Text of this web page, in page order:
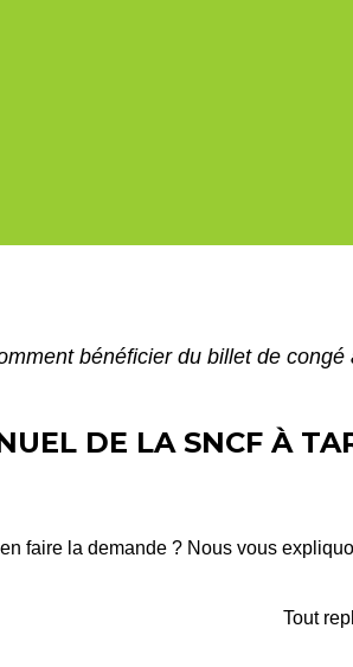
bénéficier du billet de
DE LA SNCF À
faire la demande ? Nous vous
Tout